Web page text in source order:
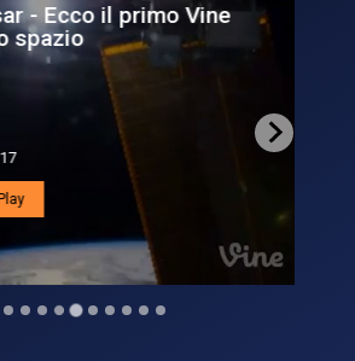
Ecco il primo Vine